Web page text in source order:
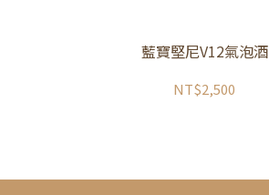
藍寶堅尼V12氣泡酒
NT$2,500